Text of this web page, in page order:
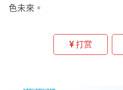
色未來。
打赏